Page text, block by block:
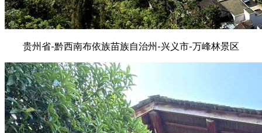
贵州省-黔西南布依族苗族自治州-兴义市-万峰林景区